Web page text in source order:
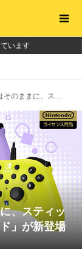
います
アップした「ホリパッド」が新登場
、スティッ
」が新登場